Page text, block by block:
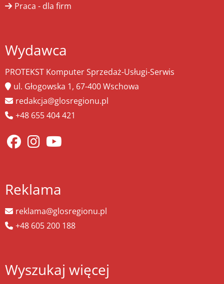
Praca - dla firm
Wydawca
PROTEKST Komputer Sprzedaż-Usługi-Serwis
ul. Głogowska 1, 67-400 Wschowa
redakcja@glosregionu.pl
+48 655 404 421
Reklama
reklama@glosregionu.pl
+48 605 200 188
Wyszukaj więcej